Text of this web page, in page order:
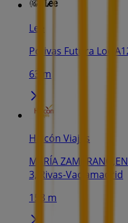
Lee
Pcrivas Futura Loc
63 m
Halcón Viajes
MARÍA
3, Rivas-Vaciamadrid
158 m